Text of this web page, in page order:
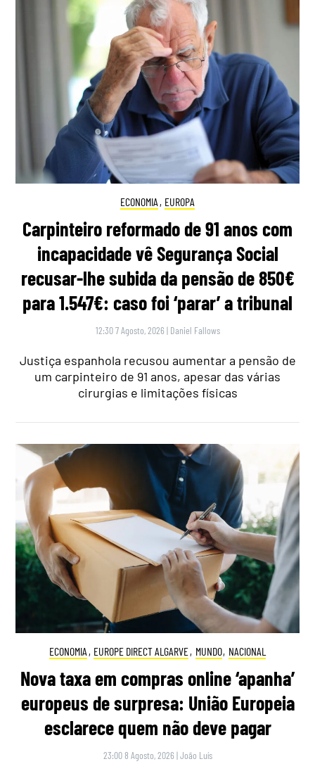
ECONOMIA , EUROPA
Carpinteiro reformado de 91 anos com
incapacidade vê Segurança Social
recusar-lhe subida da pensão de 850€
para 1.547€: caso foi ‘parar’ a tribunal
12:30 7 Agosto, 2026 | Daniel Fallows
Justiça espanhola recusou aumentar a pensão de
um carpinteiro de 91 anos, apesar das várias
cirurgias e limitações físicas
ECONOMIA , EUROPE DIRECT ALGARVE, MUNDO, NACIONAL
Nova taxa em compras online ‘apanha’
europeus de surpresa: União Europeia
esclarece quem não deve pagar
23:00 8 Agosto, 2026 |João Luís